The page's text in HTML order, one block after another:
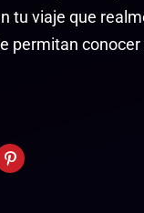
tu viaje que
permitan